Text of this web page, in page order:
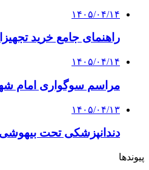
۱۴۰۵/۰۴/۱۴
راهنمای جامع خرید
۱۴۰۵/۰۴/۱۴
مراسم سوگواری امام
۱۴۰۵/۰۴/۱۳
دندانپزشکی تحت
پیوندها